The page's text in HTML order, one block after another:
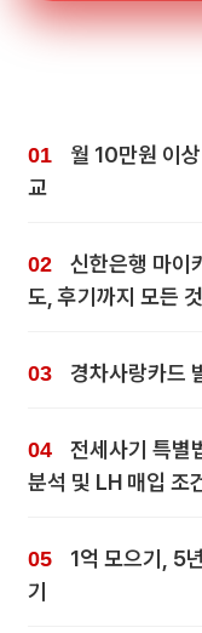
월 10만원 이
교
신한은행 마이
도, 후기까지 모든
경차사랑카드
전세사기 특별
분석 및 LH 매입 조
1억 모으기, 5
기